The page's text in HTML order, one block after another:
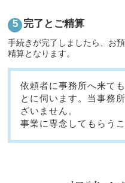
完了とご精算
手続きが完了しましたら、お
精算となります。
依頼者に事務所へ来て
とに伺います。当事務
ざいません。
事業に専念してもらう